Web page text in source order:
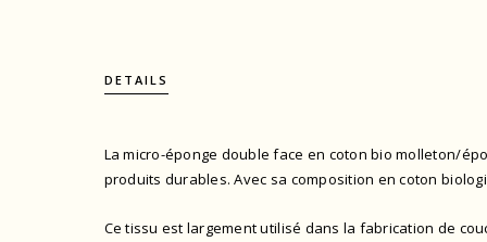
DETAILS
La micro-éponge double face en coton bio molleton/
produits durables. Avec sa composition en coton
Ce tissu est largement utilisé dans la fabrication de